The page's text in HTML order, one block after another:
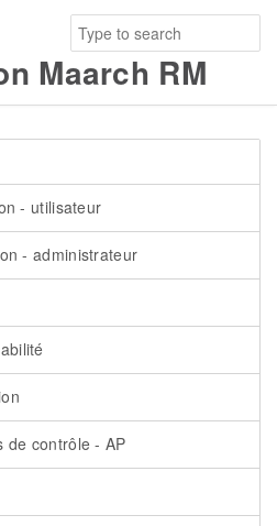
Maarch RM
- utilisateur
- administrateur
de contrôle - AP